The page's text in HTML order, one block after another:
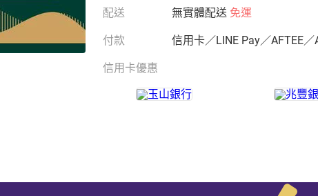
配送 無實體配送 免運
付款 信用卡／LINE Pay／AFTEE／
信用卡優惠